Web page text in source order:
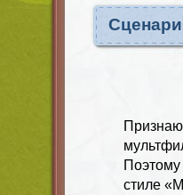
Поэтому
стиле